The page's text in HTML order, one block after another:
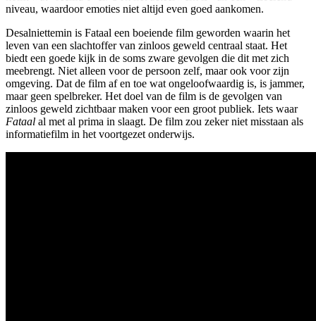
niveau, waardoor emoties niet altijd even goed aankomen.
Desalniettemin is Fataal een boeiende film geworden waarin het
leven van een slachtoffer van zinloos geweld centraal staat. Het
biedt een goede kijk in de soms zware gevolgen die dit met zich
meebrengt. Niet alleen voor de persoon zelf, maar ook voor zijn
omgeving. Dat de film af en toe wat ongeloofwaardig is, is jammer,
maar geen spelbreker. Het doel van de film is de gevolgen van
zinloos geweld zichtbaar maken voor een groot publiek. Iets waar
Fataal al met al prima in slaagt. De film zou zeker niet misstaan als
informatiefilm in het voortgezet onderwijs.